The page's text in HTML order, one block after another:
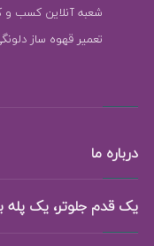
شعبه آنلاین کسب و
تعمیر قهوه ساز
درباره ما
یک قدم جلوتر، یک پله